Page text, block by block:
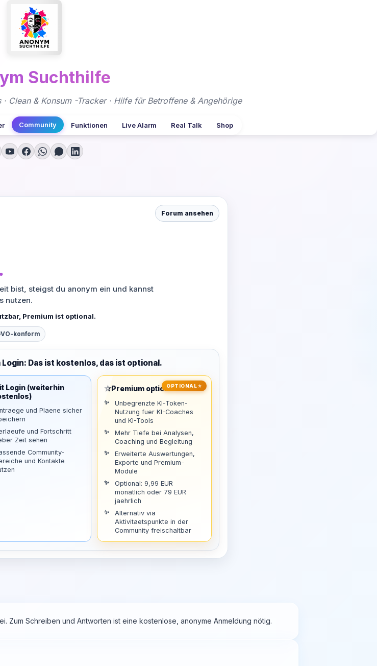
Suchthilfe
Clean & Konsum -Tracker · Hilfe für Betroffene & Angehörige
Community Funktionen Live Alarm Real Talk Shop
Forum ansehen
bist, steigst du anonym ein und kannst
nutzen.
Premium ist optional.
konform
Login: Das ist kostenlos, das ist optional.
Login (weiterhin
und Plaene sicher
und Fortschritt
Zeit sehen
Community-
und Kontakte
OPTIONAL ⭐
⭐Premium optional
Unbegrenzte KI-Token-
Nutzung fuer KI-Coaches
und KI-Tools
Mehr Tiefe bei Analysen,
Coaching und Begleitung
Erweiterte Auswertungen,
Exporte und Premium-
Module
Optional: 9,99 EUR
monatlich oder 79 EUR
jaehrlich
Alternativ via
Aktivitaetspunkte in der
Community freischaltbar
Zum Schreiben und Antworten ist eine kostenlose, anonyme Anmeldung nötig.